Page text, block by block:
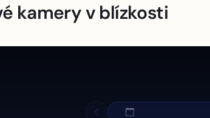
kamery v blízkosti